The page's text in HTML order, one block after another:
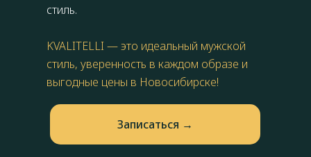
стиль.
KVALITELLI — это идеальный мужской
стиль, уверенность в каждом образе и
выгодные цены в Новосибирске!
Запиcаться →